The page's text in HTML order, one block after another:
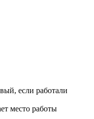
если работали
место работы